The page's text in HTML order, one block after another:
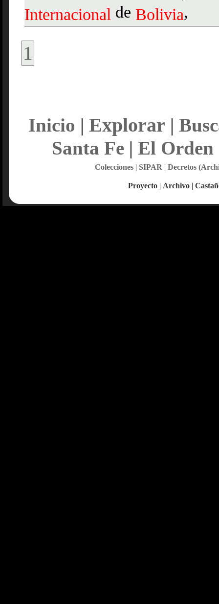
Internacional de Bolivia,
1
Inicio | Explorar |
Santa Fe| El Orden
Colecciones| SIPAR | Decretos
Proyecto | Archivo |